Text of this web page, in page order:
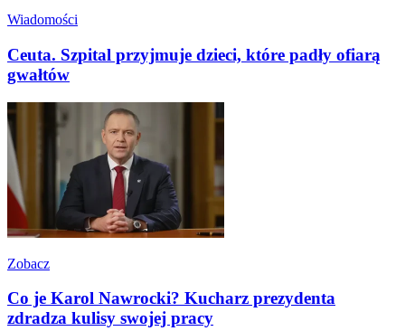
Wiadomości
Ceuta. Szpital przyjmuje dzieci, które padły ofiarą
gwałtów
Zobacz
Co je Karol Nawrocki? Kucharz prezydenta
zdradza kulisy swojej pracy